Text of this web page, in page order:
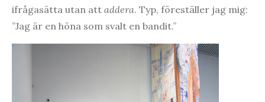
ifrågasätta utan att addera. Typ, föreställer jag mig:
”Jag är en höna som svalt en bandit.”